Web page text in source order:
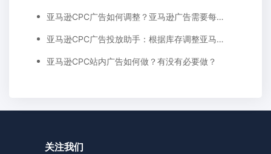
亚马逊CPC广告如何调整？亚马逊广告需要每天都调整吗？
亚马逊CPC广告投放助手：根据库存调整亚马逊CPC广告的投放策略
亚马逊CPC站内广告如何做？有没有必要做？
关注我们